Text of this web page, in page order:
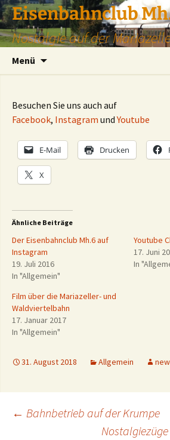
Zum
Inhalt
springen
Eisenbahnclub
Nostalgie auf der
Menü
Besuchen Sie uns auch auf
Facebook, Instagram undYoutube
E-Mail Drucken
X
Ähnliche Beiträge
Der Eisenbahnclub Mh.6 auf
Instagram
19. Juli 2016
In "Allgemein"
Youtube
17. Juni
In
Film über die Mariazeller- und
Waldviertelbahn
17. Januar 2017
In "Allgemein"
31. August 2018 Allgemein
← Bahnbetrieb auf der Krumpe